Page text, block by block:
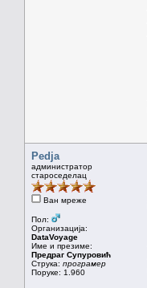
Pedja
администратор
староседелац
Ван мреже
Пол:
Организација:
DataVoyage
Име и презиме:
Предраг Супуровић
Струка: програмер
Поруке: 1.960